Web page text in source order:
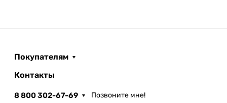
Покупателям
Контакты
8 800 302-67-69 Позвоните мне!